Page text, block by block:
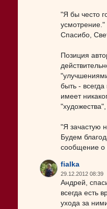
"Я бы често
усмотрение."
Спасибо,
Позиция
быть -
имеет
"Я зачастую
Будем
сообщение о
fialka
29.12.2012 08:39
Андрей,
всегда есть
ухода за